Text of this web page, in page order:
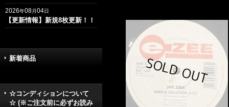
2026年08月04日
【更新情報】新規8枚更新！！
新着商品
☆コンディションについて
☆ (※ご注文前に必ずお読み